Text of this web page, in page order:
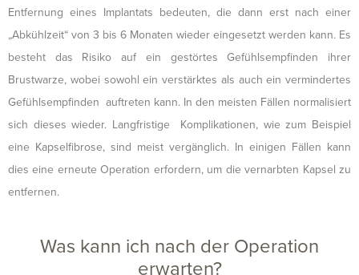
Entfernung eines Implantats bedeuten, die dann erst nach einer
„Abkühlzeit“ von 3 bis 6 Monaten wieder eingesetzt werden kann. Es
besteht das Risiko auf ein gestörtes Gefühlsempfinden ihrer
Brustwarze, wobei sowohl ein verstärktes als auch ein vermindertes
Gefühlsempfinden auftreten kann. In den meisten Fällen normalisiert
sich dieses wieder. Langfristige Komplikationen, wie zum Beispiel
eine Kapselfibrose, sind meist vergänglich. In einigen Fällen kann
dies eine erneute Operation erfordern, um die vernarbten Kapsel zu
entfernen.
Was kann ich nach der Operation
erwarten?